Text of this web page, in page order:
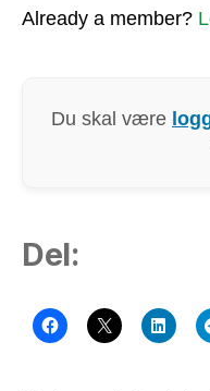
Already a member?
Du skal være
Del: